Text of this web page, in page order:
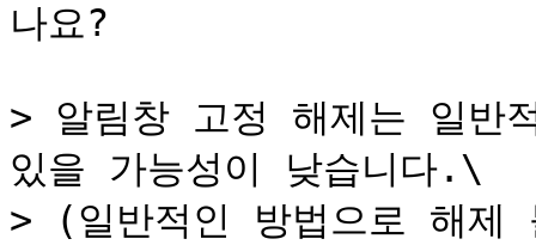
나요?
> 알림창 고정 해제는 일반
있을 가능성이 낮습니다.\
> (일반적인 방법으로 해제